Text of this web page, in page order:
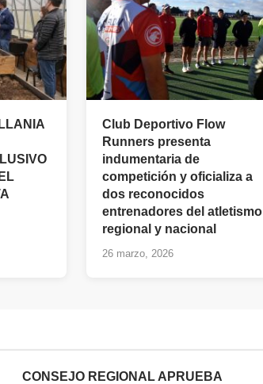
Club Deportivo Flow
Runners presenta
indumentaria de
competición y oficializa a
dos reconocidos
entrenadores del atletismo
regional y nacional
26 marzo, 2026
CONSEJO REGIONAL APRUEBA